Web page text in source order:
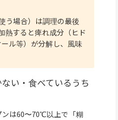
う場合）は調理の最後
熱すると痺れ成分（ヒド
ル等）が分解し、風味
い・食べているうち
ンは60〜70℃以上で「糊